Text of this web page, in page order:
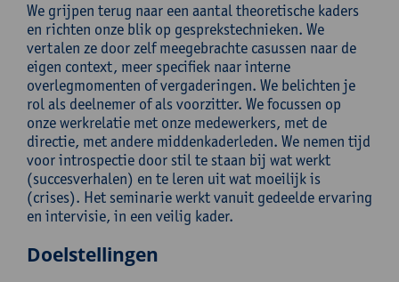
We grijpen terug naar een aantal theoretische kaders
en richten onze blik op gesprekstechnieken. We
vertalen ze door zelf meegebrachte casussen naar de
eigen context, meer specifiek naar interne
overlegmomenten of vergaderingen. We belichten je
rol als deelnemer of als voorzitter. We focussen op
onze werkrelatie met onze medewerkers, met de
directie, met andere middenkaderleden. We nemen tijd
voor introspectie door stil te staan bij wat werkt
(succesverhalen) en te leren uit wat moeilijk is
(crises). Het seminarie werkt vanuit gedeelde ervaring
en intervisie, in een veilig kader.
Doelstellingen